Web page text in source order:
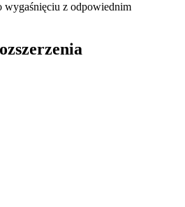
wygaśnięciu z odpowiednim